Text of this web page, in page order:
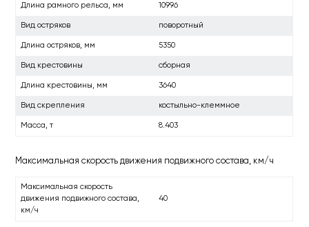
Длина рамного рельса, мм 10996
Вид остряков поворотный
Длина остряков, мм 5350
Вид крестовины сборная
Длина крестовины, мм 3640
Вид скрепления костыльно-клеммное
Масса, т 8.403
Максимальная скорость движения подвижного состава, км/ч
Максимальная скорость
движения подвижного состава,
км/ч
40